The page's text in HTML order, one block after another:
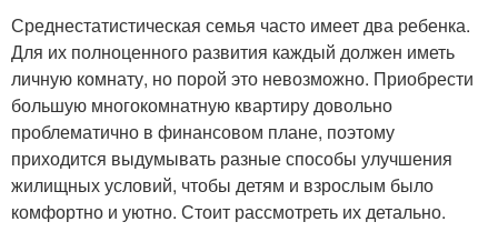
Среднестатистическая семья часто имеет два ребенка.
Для их полноценного развития каждый должен иметь
личную комнату, но порой это невозможно. Приобрести
большую многокомнатную квартиру довольно
проблематично в финансовом плане, поэтому
приходится выдумывать разные способы улучшения
жилищных условий, чтобы детям и взрослым было
комфортно и уютно. Стоит рассмотреть их детально.